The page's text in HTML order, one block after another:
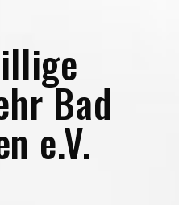
Bad
e.V.